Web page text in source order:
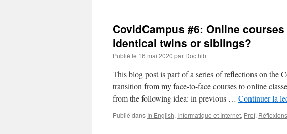
la
combinaison
ultime
à
distance
CovidCampus #6: Online
identical twins or siblings?
Publié le 16 mai 2020 par Docthib
This blog post is part of a series of reflections on the
transition from my face-to-face courses to online
from the following idea: in previous … Continuer la
Publié dans In English, Informatique et Internet, Prof, Réflexions